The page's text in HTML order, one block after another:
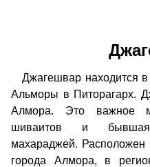
Джагешвар находится в
Альморы в Питорагарх.
Алмора. Это важное
шиваитов и бывшая
махараджей. Расположен
города Алмора, в